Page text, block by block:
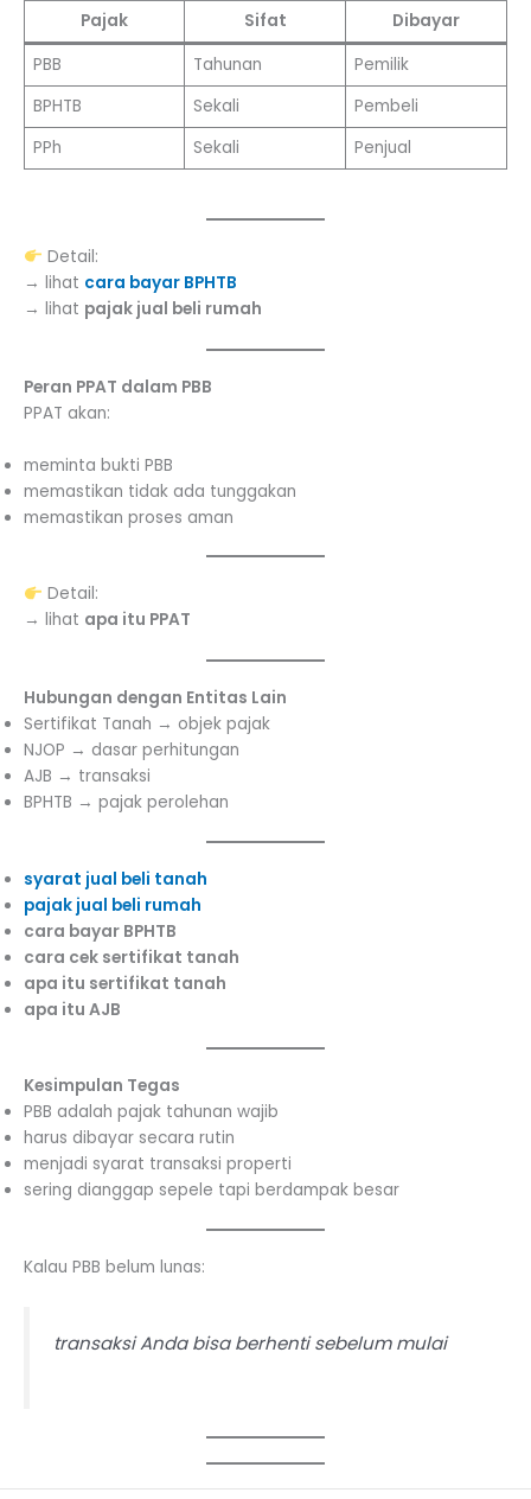
Pajak
Sifat
Dibayar
PBB
Tahunan
Pemilik
BPHTB
Sekali
Pembeli
PPh
Sekali Penjual
Detail:
→ lihat cara bayar BPHTB
→ lihat pajak jual beli rumah
Peran PPAT dalam PBB
PPAT akan:
meminta bukti PBB
memastikan tidak ada tunggakan
memastikan proses aman
Detail:
→ lihat apa itu PPAT
Hubungan dengan Entitas Lain
Sertifikat Tanah → objek pajak
NJOP → dasar perhitungan
AJB → transaksi
BPHTB → pajak perolehan
syarat jual beli tanah
pajak jual beli rumah
cara bayar BPHTB
cara cek sertifikat tanah
apa itu sertifikat tanah
apa itu AJB
Kesimpulan Tegas
PBB adalah pajak tahunan wajib
harus dibayar secara rutin
menjadi syarat transaksi properti
sering dianggap sepele tapi berdampak besar
Kalau PBB belum lunas:
transaksi Anda bisa berhenti sebelum mulai